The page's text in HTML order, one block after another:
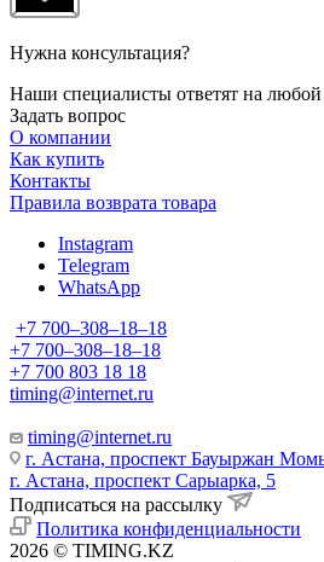
Нужна консультация?
Наши специалисты ответят на
Задать вопрос
О компании
Как купить
Контакты
Правила возврата товара
Instagram
Telegram
WhatsApp
+7 700‒308‒18‒18
+7 700‒308‒18‒18
+7 700 803 18 18
timing@internet.ru
timing@internet.ru
г. Астана, проспект Бауыржан
г. Астана, проспект Сарыарка, 5
Подписаться на рассылку
Политика конфиденциальности
2026 © TIMING.KZ